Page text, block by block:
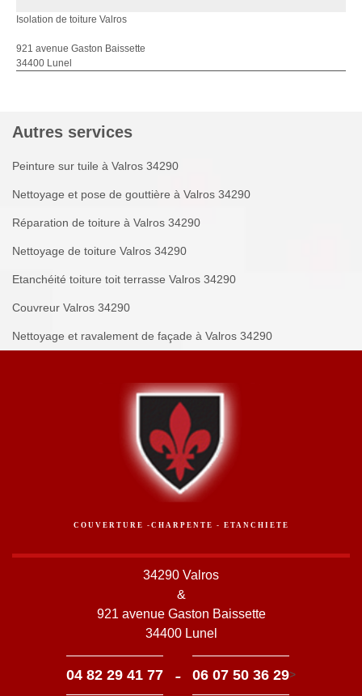
Isolation de toiture Valros
921 avenue Gaston Baissette
34400 Lunel
Autres services
Peinture sur tuile à Valros 34290
Nettoyage et pose de gouttière à Valros 34290
Réparation de toiture à Valros 34290
Nettoyage de toiture Valros 34290
Etanchéité toiture toit terrasse Valros 34290
Couvreur Valros 34290
Nettoyage et ravalement de façade à Valros 34290
COUVERTURE -CHARPENTE - ETANCHIETE
34290 Valros
&
921 avenue Gaston Baissette
34400 Lunel
04 82 29 41 77 - 06 07 50 36 29>